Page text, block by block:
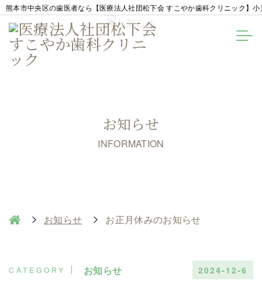
熊本市中央区の歯医者なら【医療法人社団松下会 すこやか歯科クリニック】
お知らせ
INFORMATION
お知らせ お正月休みのお知らせ
お知らせ 2024-12-6